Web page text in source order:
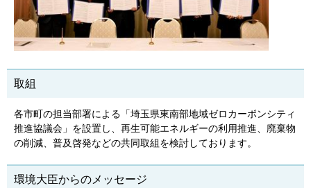
取組
各市町の担当部署による「埼玉県東南部地域ゼロカーボンシティ
推進協議会」を設置し、再生可能エネルギーの利用推進、廃棄物
の削減、普及啓発などの共同取組を検討しております。
環境大臣からのメッセージ